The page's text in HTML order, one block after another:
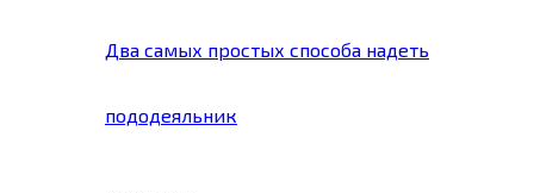
Два самых простых способа надеть
пододеяльник